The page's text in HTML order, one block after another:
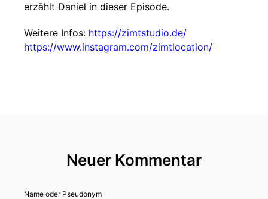
erzählt Daniel in dieser Episode.
Weitere Infos: https://zimtstudio.de/
https://www.instagram.com/zimtlocation/
Neuer Kommentar
Name oder Pseudonym